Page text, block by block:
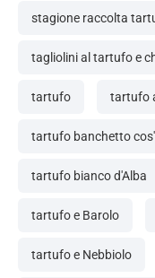
stagione raccolta
tagliolini al tartufo e
tartufo tartufo
tartufo banchetto
tartufo bianco d'Alba
tartufo e Barolo
tartufo e Nebbiolo